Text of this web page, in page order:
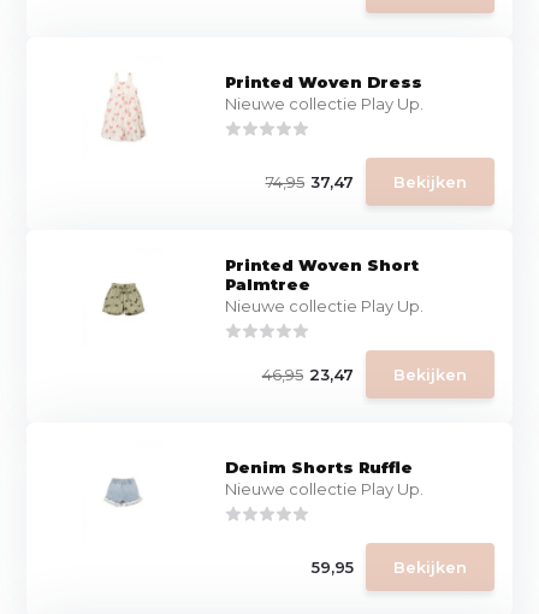
Printed Woven Dress
Nieuwe collectie Play Up.
74,95 37,47 Bekijken
Printed Woven Short
Palmtree
Nieuwe collectie Play Up.
46,95 23,47 Bekijken
Denim Shorts Ruffle
Nieuwe collectie Play Up.
59,95 Bekijken